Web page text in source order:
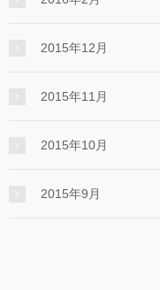
2015年12月
2015年11月
2015年10月
2015年9月